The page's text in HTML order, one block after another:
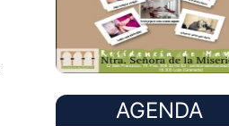
AGENDA